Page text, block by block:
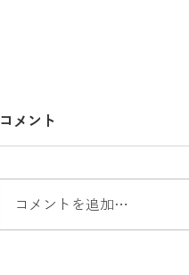
コメント
コメントを追加…